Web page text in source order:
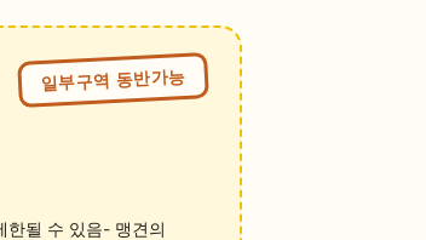
일부구역 동반가능
한될 수 있음- 맹견의